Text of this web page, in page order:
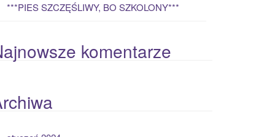
***PIES SZCZĘŚLIWY, BO SZKOLONY***
komentarze